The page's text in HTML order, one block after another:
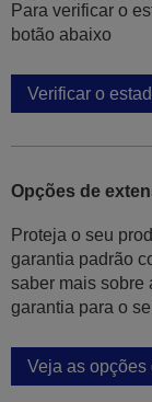
Para verificar o
botão abaixo
Verificar o
Opções de
Proteja o seu
garantia padrão
saber mais sobre
garantia para o
Veja as opções